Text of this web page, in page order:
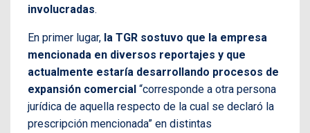
involucradas.
En primer lugar, la TGR sostuvo que la empresa
mencionada en diversos reportajes y que
actualmente estaría desarrollando procesos de
expansión comercial “corresponde a otra persona
jurídica de aquella respecto de la cual se declaró la
prescripción mencionada” en distintas